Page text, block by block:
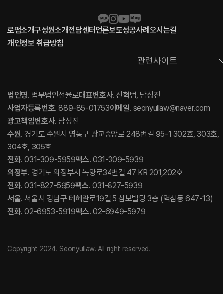
로펌소개구성원소개전담센터언론보도성공사례 오시는길
개인정보 취급방침
관련사이트
법인명. 법무법인선율로대표변호사. 신혁범, 남성진
사업자등록번호. 889-85-01753이메일. seonyullaw@naver.com
광고책임변호사. 남성진
수원. 경기도 수원시 영통구 광교중앙로 248번길 95-1 302호, 303호,
304호, 305호
전화. 031-309-5959팩스. 031-309-5939
의정부. 경기도 의정부시 녹양로34번길 47 KR 201,202호
전화. 031-827-5959팩스. 031-827-5939
서울. 서울시 강남구 테헤란로19길 5 삼보빌딩 3층 (역삼동 647-13)
전화. 02-6953-5919팩스. 02-6949-5979
Copyright 2024. Seonyullaw. All right reserved.